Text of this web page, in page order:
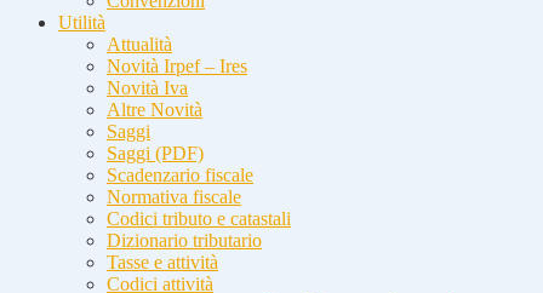
Utilità
Attualità
Novità Irpef – Ires
Novità Iva
Altre Novità
Saggi
Saggi (PDF)
Scadenzario fiscale
Normativa fiscale
Codici tributo e catastali
Dizionario tributario
Tasse e attività
Codici attività